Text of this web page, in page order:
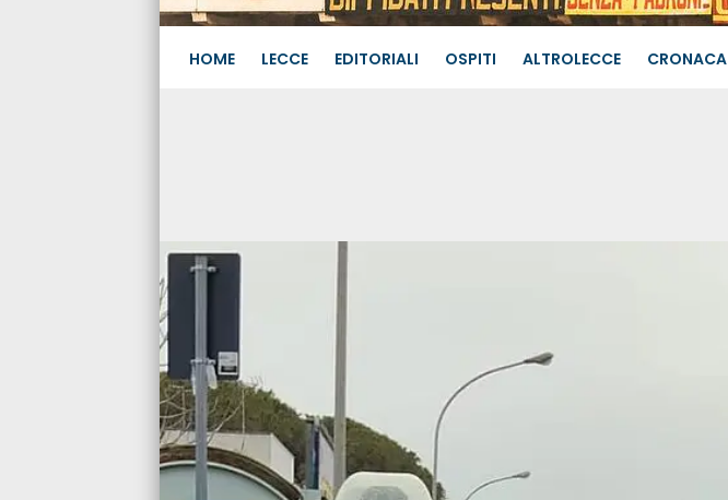
HOME LECCE EDITORIALI OSPITI ALTROLECCE CRONACA